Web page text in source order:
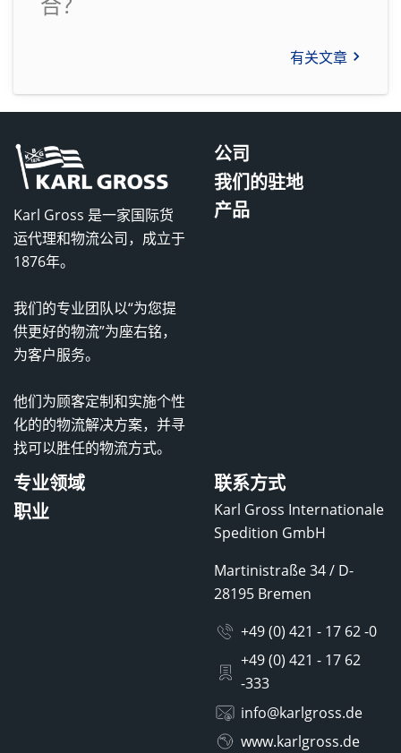
有关文章
Karl Gross 是一家国际货
运代理和物流公司，成立于
1876年。
我们的专业团队以“为您提
供更好的物流”为座右铭，
为客户服务。
他们为顾客定制和实施个性
化的的物流解决方案，并寻
找可以胜任的物流方式。
公司
我们的驻地
产品
专业领域
职业
联系方式
Karl Gross Internationale
Spedition GmbH
Martinistraße 34 / D-
28195 Bremen
+49 (0) 421 - 17 62 -0
+49 (0) 421 - 17 62
-333
info@karlgross.de
www.karlgross.de